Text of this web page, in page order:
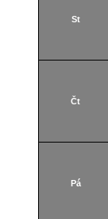
St
Čt
Pá